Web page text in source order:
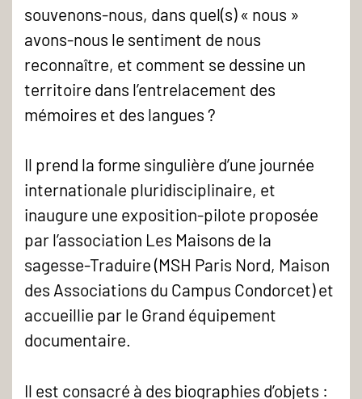
2021
Mémoire,
langues,
territoires
souvenons-nous, dans quel(s) « nous »
avons-nous le sentiment de nous
reconnaître, et comment se dessine un
territoire dans l’entrelacement des
mémoires et des langues ?
Il prend la forme singulière d’une journée
internationale pluridisciplinaire, et
inaugure une exposition-pilote proposée
par l’association Les Maisons de la
sagesse-Traduire (MSH Paris Nord, Maison
des Associations du Campus Condorcet) et
accueillie par le Grand équipement
documentaire.
Il est consacré à des biographies d’objets :